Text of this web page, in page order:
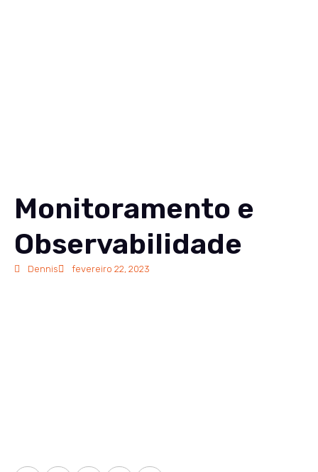
Monitoramento e
Observabilidade
Dennis fevereiro 22, 2023